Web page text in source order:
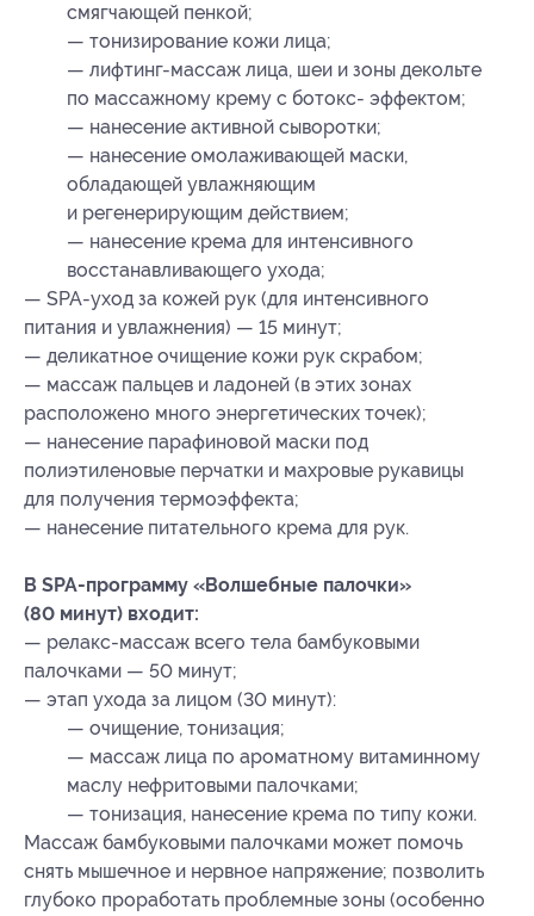
смягчающей пенкой;
— тонизирование кожи лица;
— лифтинг-массаж лица, шеи и зоны декольте
по массажному крему с ботокс- эффектом;
— нанесение активной сыворотки;
— нанесение омолаживающей маски,
обладающей увлажняющим
и регенерирующим действием;
— нанесение крема для интенсивного
восстанавливающего ухода;
— SPA-уход за кожей рук (для интенсивного
питания и увлажнения) — 15 минут;
— деликатное очищение кожи рук скрабом;
— массаж пальцев и ладоней (в этих зонах
расположено много энергетических точек);
— нанесение парафиновой маски под
полиэтиленовые перчатки и махровые рукавицы
для получения термоэффекта;
— нанесение питательного крема для рук.
В SPA-программу «Волшебные палочки»
(80 минут) входит:
— релакс-массаж всего тела бамбуковыми
палочками — 50 минут;
— этап ухода за лицом (30 минут):
— очищение, тонизация;
— массаж лица по ароматному витаминному
маслу нефритовыми палочками;
— тонизация, нанесение крема по типу кожи.
Массаж бамбуковыми палочками может помочь
снять мышечное и нервное напряжение; позволить
глубоко проработать проблемные зоны (особенно